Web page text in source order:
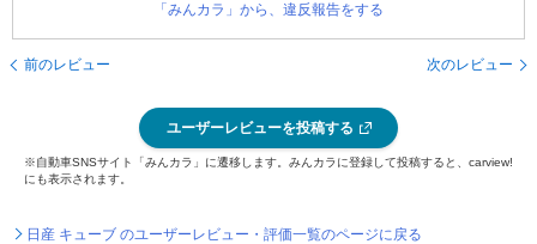
「みんカラ」から、違反報告をする
前のレビュー 次のレビュー
ユーザーレビューを投稿する
※自動車SNSサイト「みんカラ」に遷移します。みんカラに登録して投稿すると、carview!
にも表示されます。
日産 キューブ のユーザーレビュー・評価一覧のページに戻る